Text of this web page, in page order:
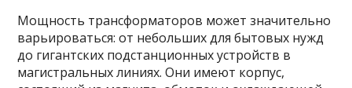
Мощность трансформаторов может значительно
варьироваться: от небольших для бытовых нужд
до гигантских подстанционных устройств в
магистральных линиях. Они имеют корпус,